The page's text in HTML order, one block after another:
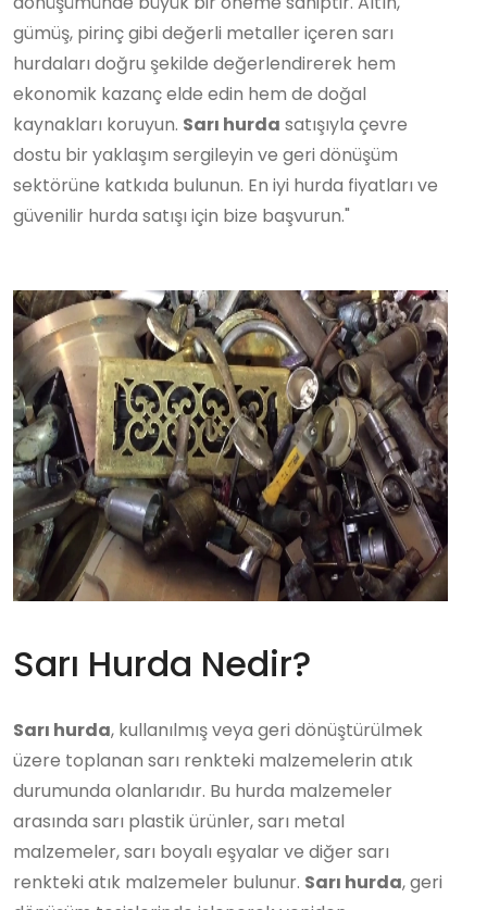
gümüş, pirinç gibi değerli metaller içeren sarı
hurdaları doğru şekilde değerlendirerek hem
ekonomik kazanç elde edin hem de doğal
kaynakları koruyun. Sarı hurda satışıyla çevre
dostu bir yaklaşım sergileyin ve geri dönüşüm
sektörüne katkıda bulunun. En iyi hurda fiyatları ve
güvenilir hurda satışı için bize başvurun."
Sarı Hurda Nedir?
Sarı hurda, kullanılmış veya geri dönüştürülmek
üzere toplanan sarı renkteki malzemelerin atık
durumunda olanlarıdır. Bu hurda malzemeler
arasında sarı plastik ürünler, sarı metal
malzemeler, sarı boyalı eşyalar ve diğer sarı
renkteki atık malzemeler bulunur. Sarı hurda, geri